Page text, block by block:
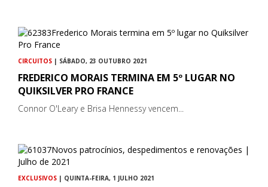
CIRCUITOS | SÁBADO, 23 OUTUBRO 2021
FREDERICO MORAIS TERMINA EM 5º LUGAR NO
QUIKSILVER PRO FRANCE
Connor O'Leary e Brisa Hennessy vencem...
EXCLUSIVOS | QUINTA-FEIRA, 1 JULHO 2021